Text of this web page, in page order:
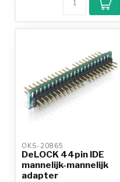
OKS-20865
DeLOCK 44pin IDE
mannelijk-mannelijk
adapter